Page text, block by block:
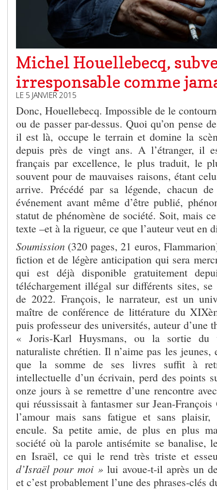
Michel Houellebecq,
irresponsable comme
LE 5 JANVIER 2015
Donc, Houellebecq. Impossible de le
ou de passer par-dessus. Quoi qu’on pense
il est là, occupe le terrain et domine la
depuis près de vingt ans. A l’étranger, il
français par excellence, le plus traduit, le
souvent pour de mauvaises raisons, étant
arrive. Précédé par sa légende, chacun
événement avant même d’être publié,
statut de phénomène de société. Soit, mais
texte –et à la rigueur, ce que l’auteur veut en
Soumission (320 pages, 21 euros,
fiction et de légère anticipation qui sera
qui est déjà disponible gratuitement
téléchargement illégal sur différents sites,
de 2022. François, le narrateur, est un
maître de conférence de littérature du
puis professeur des universités, auteur d’une
« Joris-Karl Huysmans, ou la sortie du
naturaliste chrétien. Il n’aime pas les jeunes,
que la somme de ses livres suffit à
intellectuelle d’un écrivain, perd des points
onze jours à se remettre d’une rencontre
qui réussissait à fantasmer sur Jean-
l’amour mais sans fatigue et sans
encule. Sa petite amie, de plus en plus
société où la parole antisémite se banalise,
en Israël, ce qui le rend très triste et
d’Israël pour moi » lui avoue-t-il après un
et c’est probablement l’une des phrases-clés